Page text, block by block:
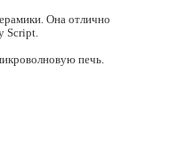
Она отлично
Script.
печь.